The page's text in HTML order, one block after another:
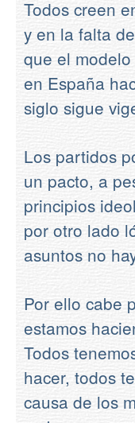
Todos creen
y en la falta
que el
en España
siglo sigue
Los partidos
un pacto, a
principios
por otro lado
asuntos no
Por ello cabe
estamos
Todos
hacer, todos
causa de los